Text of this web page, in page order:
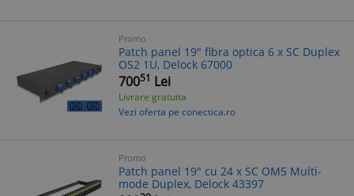
Promo
Patch panel 19" fibra optica 6 x SC Duplex
OS2 1U, Delock 67000
70051 Lei
Livrare gratuita
Vezi oferta pe conectica.ro
Promo
Patch panel 19" cu 24 x SC OM5 Multi-
mode Duplex, Delock 43397